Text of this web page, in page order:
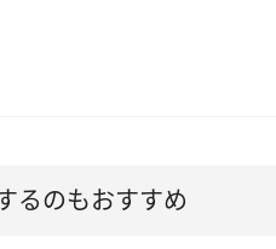
るのもおすすめ